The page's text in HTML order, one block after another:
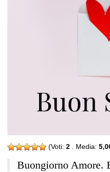
(Voti: 2 . Media:
Buongiorno Amore.